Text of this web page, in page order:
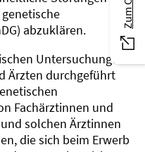
abzuklären.
Untersuchungen
Ärzten durchgeführt
Fachärztinnen und
solchen Ärztinnen
die sich beim Erwerb